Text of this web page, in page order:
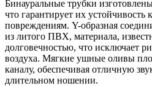
Бинауральные трубки
что гарантирует их
повреждениям. Y-образная
из литого ПВХ, материала,
долговечностью, что исключает
воздуха. Мягкие ушные оливы
каналу, обеспечивая отличную
длительном ношении.